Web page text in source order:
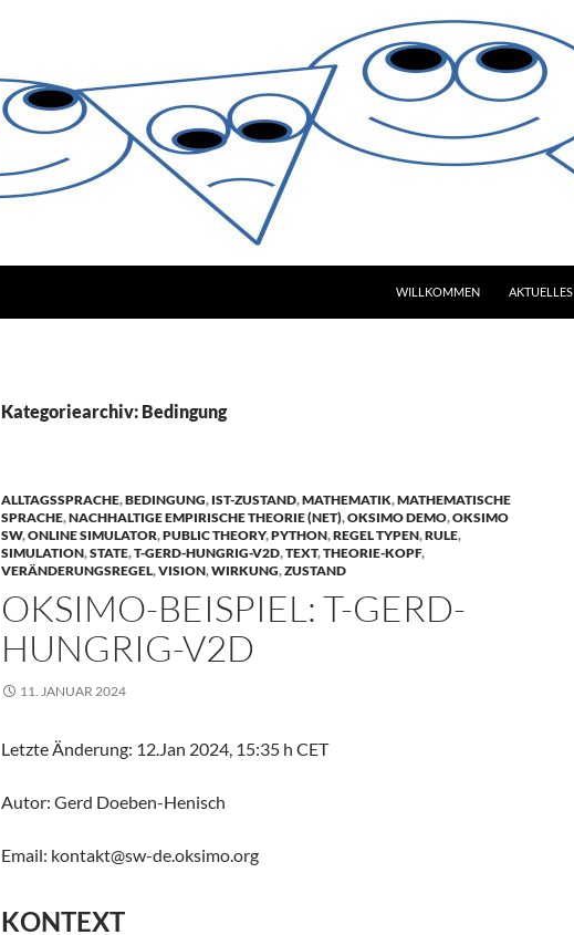
WILLKOMMEN AKTUELLES
Kategoriearchiv: Bedingung
ALLTAGSSPRACHE,BEDINGUNG, IST-ZUSTAND,MATHEMATIK,MATHEMATISCHE
SPRACHE,NACHHALTIGE EMPIRISCHE THEORIE (NET),OKSIMO DEMO,OKSIMO
SW,ONLINE SIMULATOR,PUBLIC THEORY,PYTHON,REGEL TYPEN,RULE,
SIMULATION,STATE,T-GERD-HUNGRIG-V2D,TEXT,THEORIE-KOPF,
VERÄNDERUNGSREGEL,VISION,WIRKUNG,ZUSTAND
OKSIMO-BEISPIEL: T-GERD-
HUNGRIG-V2D
11. JANUAR 2024
Letzte Änderung: 12.Jan 2024, 15:35 h CET
Autor: Gerd Doeben-Henisch
Email: kontakt@sw-de.oksimo.org
KONTEXT